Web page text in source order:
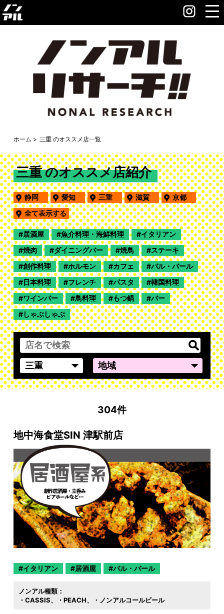
ホーム 三重 のオススメ店一覧
三重 のオススメ店紹介
静岡 愛知 三重 滋賀
京都
全て表示する
居酒屋 魚介料理・海鮮料理
イタリアン
焼肉
ダイニングバー 焼鳥
ステーキ
創作料理
ホルモン カフェ
バル・バール
日本料理
フレンチ パスタ
韓国料理
ワインバー
鳥料理 もつ鍋
バー
しゃぶしゃぶ
304件
地中海食堂SIN 津駅前店
イタリアン 居酒屋 バル・バール
ノンアル種類：
・CASSIS
・PEACH ・ノンアルコールビール